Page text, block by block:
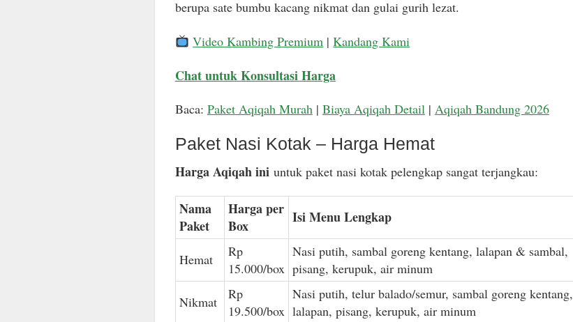
berupa sate bumbu kacang nikmat dan gulai gurih lezat.
Video Kambing Premium |Kandang Kami
Chat untuk Konsultasi Harga
Baca: Paket Aqiqah Murah| Biaya Aqiqah Detail| Aqiqah Bandung 2026
Paket Nasi Kotak – Harga Hemat
Harga Aqiqah iniuntuk paket nasi kotak pelengkap sangat terjangkau:
Nama
Paket
Harga per
Box
Isi Menu Lengkap
Hemat
Rp
15.000/box
Nasi putih, sambal goreng kentang, lalapan & sambal,
pisang, kerupuk, air minum
Nikmat
Rp
19.500/box
Nasi putih, telur balado/semur, sambal goreng kentang,
lalapan, pisang, kerupuk, air minum